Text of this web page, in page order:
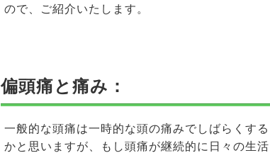
ので、ご紹介いたします。
偏頭痛と痛み：
一般的な頭痛は一時的な頭の痛みでしばらくす
かと思いますが、もし頭痛が継続的に日々の生